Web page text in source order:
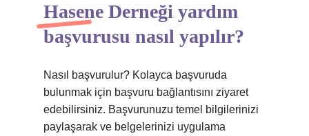
Hasene Derneği yardım
başvurusu nasıl yapılır?
Nasıl başvurulur? Kolayca başvuruda
bulunmak için başvuru bağlantısını ziyaret
edebilirsiniz. Başvurunuzu temel bilgilerinizi
paylaşarak ve belgelerinizi uygulama